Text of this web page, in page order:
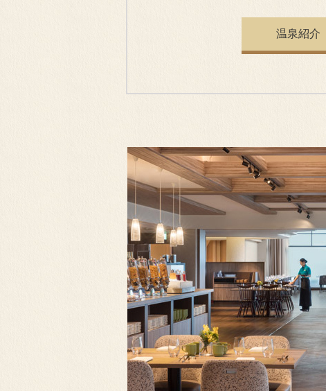
温泉紹介